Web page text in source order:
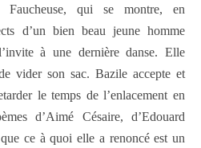
qui se montre, en
d’un bien beau jeune homme
à une dernière danse. Elle
vider son sac. Bazile accepte et
le temps de l’enlacement en
d’Aimé Césaire, d’Edouard
ce à quoi elle a renoncé est un